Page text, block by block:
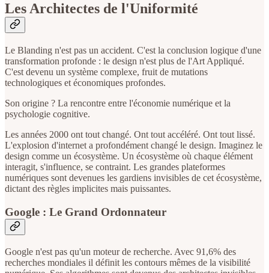
Les Architectes de l'Uniformité
Le Blanding n'est pas un accident. C'est la conclusion logique d'une
transformation profonde : le design n'est plus de l'Art Appliqué.
C'est devenu un système complexe, fruit de mutations
technologiques et économiques profondes.
Son origine ? La rencontre entre l'économie numérique et la
psychologie cognitive.
Les années 2000 ont tout changé. Ont tout accéléré. Ont tout lissé.
L'explosion d'internet a profondément changé le design. Imaginez le
design comme un écosystème. Un écosystème où chaque élément
interagit, s'influence, se contraint. Les grandes plateformes
numériques sont devenues les gardiens invisibles de cet écosystème,
dictant des règles implicites mais puissantes.
Google : Le Grand Ordonnateur
Google n'est pas qu'un moteur de recherche. Avec 91,6% des
recherches mondiales il définit les contours mêmes de la visibilité